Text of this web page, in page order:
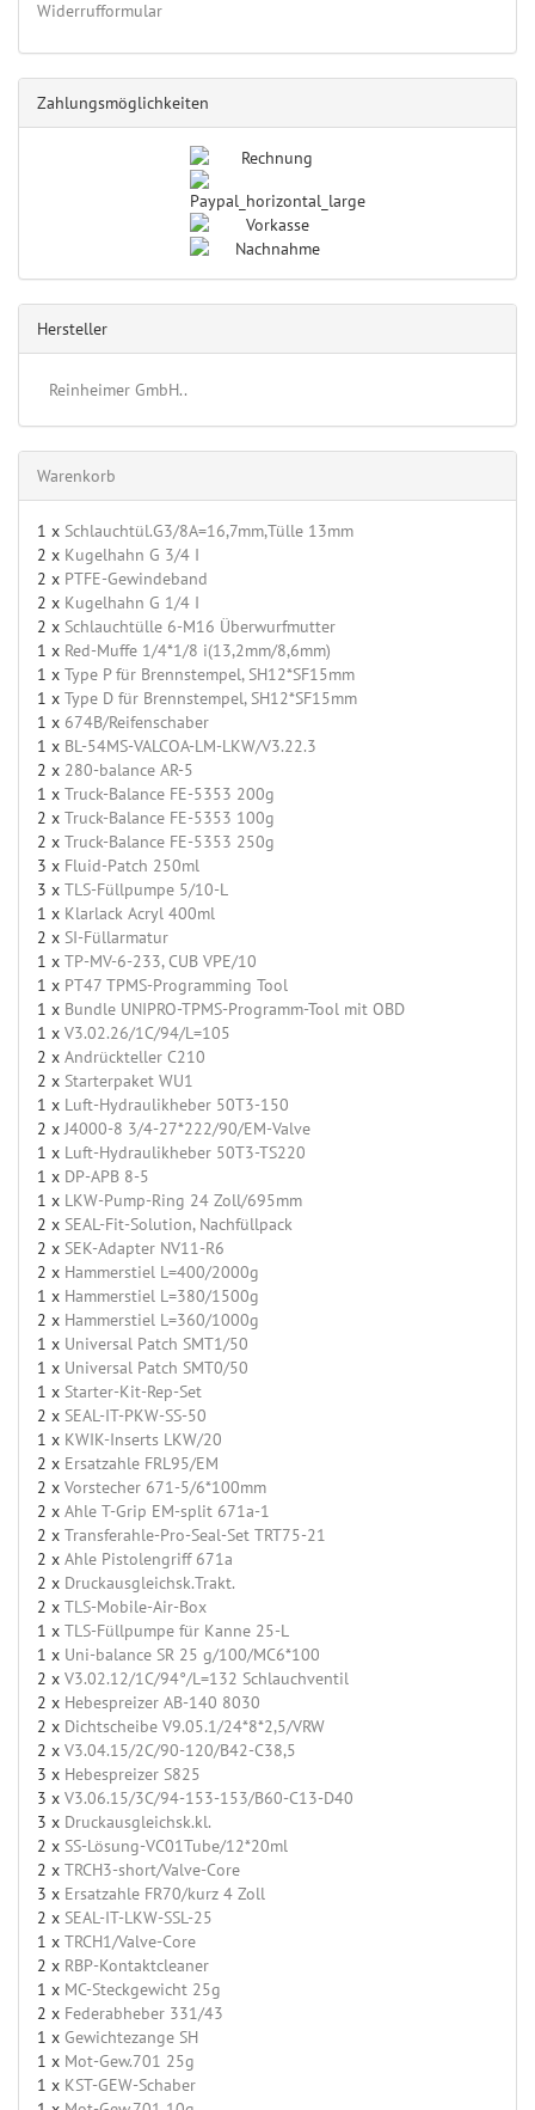
Widerrufformular
Zahlungsmöglichkeiten
Hersteller
Reinheimer GmbH..
Warenkorb
1 x Schlauchtül.G3/8A=16,7mm,Tülle 13mm
2 x Kugelhahn G 3/4 I
2 x PTFE-Gewindeband
2 x Kugelhahn G 1/4 I
2 x Schlauchtülle 6-M16 Überwurfmutter
1 x Red-Muffe 1/4*1/8 i(13,2mm/8,6mm)
1 x Type P für Brennstempel, SH12*SF15mm
1 x Type D für Brennstempel, SH12*SF15mm
1 x 674B/Reifenschaber
1 x BL-54MS-VALCOA-LM-LKW/V3.22.3
2 x 280-balance AR-5
1 x Truck-Balance FE-5353 200g
2 x Truck-Balance FE-5353 100g
2 x Truck-Balance FE-5353 250g
3 x Fluid-Patch 250ml
3 x TLS-Füllpumpe 5/10-L
1 x Klarlack Acryl 400ml
2 x SI-Füllarmatur
1 x TP-MV-6-233, CUB VPE/10
1 x PT47 TPMS-Programming Tool
1 x Bundle UNIPRO-TPMS-Programm-Tool mit OBD
1 x V3.02.26/1C/94/L=105
2 x Andrückteller C210
2 x Starterpaket WU1
1 x Luft-Hydraulikheber 50T3-150
2 xJ4000-8 3/4-27*222/90/EM-Valve
1 x Luft-Hydraulikheber 50T3-TS220
1 x DP-APB 8-5
1 x LKW-Pump-Ring 24 Zoll/695mm
2 x SEAL-Fit-Solution, Nachfüllpack
2 x SEK-Adapter NV11-R6
2 x Hammerstiel L=400/2000g
1 x Hammerstiel L=380/1500g
2 x Hammerstiel L=360/1000g
1 x Universal Patch SMT1/50
1 x Universal Patch SMT0/50
1 x Starter-Kit-Rep-Set
2 x SEAL-IT-PKW-SS-50
1 x KWIK-Inserts LKW/20
2 x Ersatzahle FRL95/EM
2 x Vorstecher 671-5/6*100mm
2 x Ahle T-Grip EM-split 671a-1
2 x Transferahle-Pro-Seal-Set TRT75-21
2 x Ahle Pistolengriff 671a
2 x Druckausgleichsk.Trakt.
2 x TLS-Mobile-Air-Box
1 x TLS-Füllpumpe für Kanne 25-L
1 x Uni-balance SR 25 g/100/MC6*100
2 x V3.02.12/1C/94°/L=132 Schlauchventil
2 x Hebespreizer AB-140 8030
2 x Dichtscheibe V9.05.1/24*8*2,5/VRW
2 x V3.04.15/2C/90-120/B42-C38,5
3 x Hebespreizer S825
3 x V3.06.15/3C/94-153-153/B60-C13-D40
3 x Druckausgleichsk.kl.
2 x SS-Lösung-VC01Tube/12*20ml
2 x TRCH3-short/Valve-Core
3 x Ersatzahle FR70/kurz 4 Zoll
2 x SEAL-IT-LKW-SSL-25
1 x TRCH1/Valve-Core
2 x RBP-Kontaktcleaner
1 x MC-Steckgewicht 25g
2 x Federabheber 331/43
1 x Gewichtezange SH
1 x Mot-Gew.701 25g
1 x KST-GEW-Schaber